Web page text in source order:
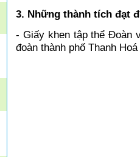
3. Những thành tích đạt
- Giấy khen tập thể Đoàn
đoàn thành phố Thanh